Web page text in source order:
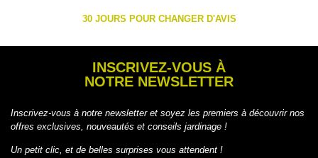
30 JOURS POUR CHANGER D'AVIS
INSCRIVEZ-VOUS À
NOTRE NEWSLETTER
Inscrivez-vous à notre newsletter et soyez les premiers à découvrir nos
offres exclusives, nouveautés et conseils jardinage !
Un petit clic, et de belles surprises vous attendent !